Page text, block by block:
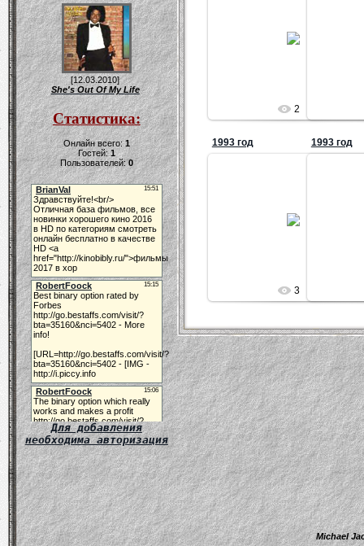
[12.03.2010]
She's Out Of My Life
Статистика:
Онлайн всего:1
Гостей:1
Пользователей:0
Для добавления
необходима авторизация
2
1993 год
3
1993 год
Michael